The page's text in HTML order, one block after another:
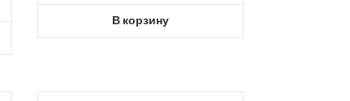
В корзину